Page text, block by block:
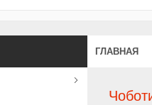
ГЛАВНАЯ